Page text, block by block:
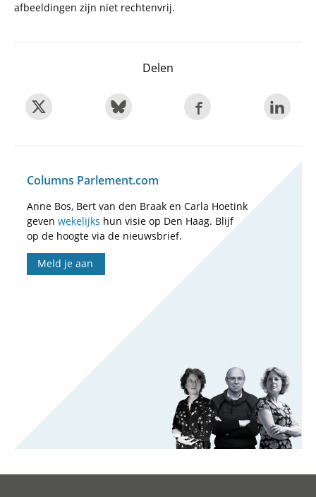
afbeeldingen zijn niet rechtenvrij.
Delen
Columns Parlement.com
Anne Bos, Bert van den Braak en Carla Hoetink
geven wekelijks hun visie op Den Haag. Blijf
op de hoogte via de nieuwsbrief.
Meld je aan